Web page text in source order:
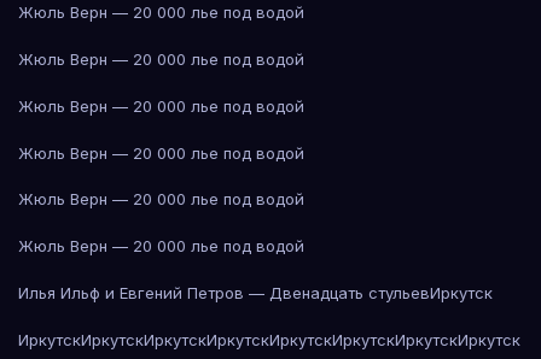
Жюль Верн — 20 000 лье под водой
Жюль Верн — 20 000 лье под водой
Жюль Верн — 20 000 лье под водой
Жюль Верн — 20 000 лье под водой
Жюль Верн — 20 000 лье под водой
Жюль Верн — 20 000 лье под водой
Илья Ильф и Евгений Петров — Двенадцать стульевИркутск
ИркутскИркутскИркутскИркутскИркутскИркутскИркутскИркутск